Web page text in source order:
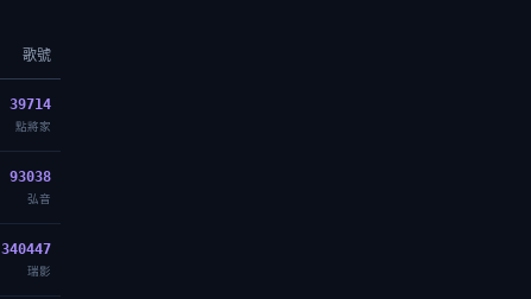
歌號
39714
點將家
93038
弘音
340447
瑞影